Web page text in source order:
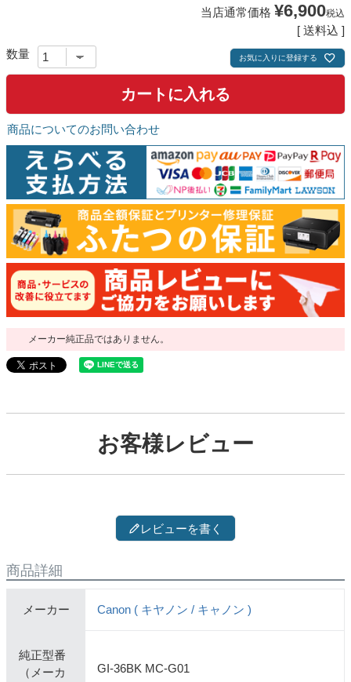
当店通常価格 ¥6,900税込
送料込
お気に入りに登録する
カートに入れる
商品についてのお問い合わせ
メーカー純正品ではありません。
お客様レビュー
レビューを書く
商品詳細
メーカー Canon ( キヤノン / キャノン )
純正型番
（メーカ
GI-36BK MC-G01